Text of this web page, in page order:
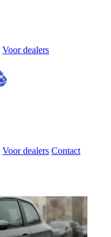
Voor dealers
Voor dealers Contact